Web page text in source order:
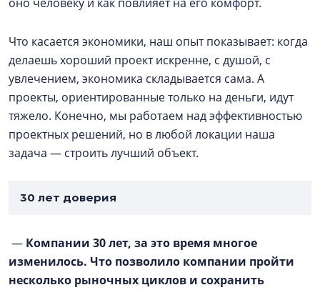
Что касается экономики, наш опыт показывает: когда
делаешь хороший проект искренне, с душой, с
увлечением, экономика складывается сама. А
проекты, ориентированные только на деньги, идут
тяжело. Конечно, мы работаем над эффективностью
проектных решений, но в любой локации наша
задача — строить лучший объект.
30 лет доверия
— Компании 30 лет, за это время многое
изменилось. Что позволило компании пройти
несколько рыночных циклов и сохранить